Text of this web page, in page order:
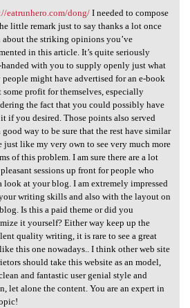
eatrunhero.com/dong/
eatrunhero.com/dong/I needed to compose
little remark just to say thanks a lot once
about the striking opinions you’ve
in this article. It’s quite seriously
handed with you to supply openly just what
people might have advertised for an e-book
some profit for themselves, especially
the fact that you could possibly have
if you desired. Those points also served
way to be sure that the rest have similar
just like my very own to see very much more
of this problem. I am sure there are a lot
sessions up front for people who
look at your blog. I am extremely impressed
writing skills and also with the layout on
Is this a paid theme or did you
it yourself? Either way keep up the
quality writing, it is rare to see a great
this one nowadays.. I think other web site
should take this website as an model,
and fantastic user genial style and
let alone the content. You are an expert in